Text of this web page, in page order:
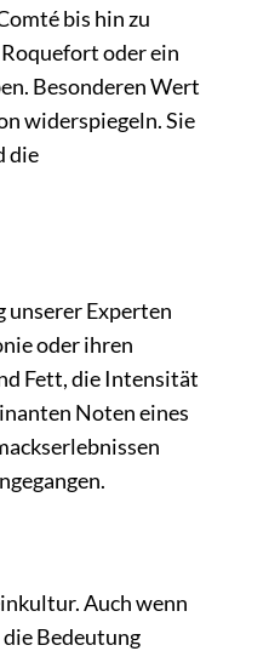
bis hin zu
oder ein
Besonderen Wert
widerspiegeln. Sie
die
unserer Experten
oder ihren
Fett, die Intensität
Noten eines
Auch wenn
Bedeutung